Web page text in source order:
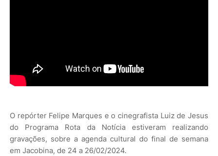
O repórter Felipe Marques e o cinegrafista Luiz de Jesus
do Programa Rota da Notícia estiveram realizando
gravações, sobre a agenda cultural do final de semana
em Jacobina, de 24 a 26/02/2024.